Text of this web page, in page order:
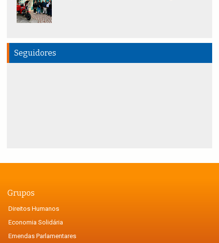
Seguidores
Grupos
Direitos Humanos
Economia Solidária
Emendas Parlamentares